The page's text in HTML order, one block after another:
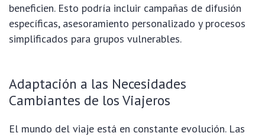
beneficien. Esto podría incluir campañas de difusión
específicas, asesoramiento personalizado y procesos
simplificados para grupos vulnerables.
Adaptación a las Necesidades
Cambiantes de los Viajeros
El mundo del viaje está en constante evolución. Las